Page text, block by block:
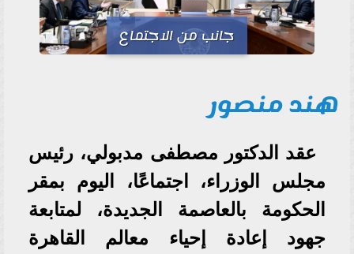
جانب من الاجتماع
هند منصور
عقد الدكتور مصطفى مدبولي، رئيس
مجلس الوزراء، اجتماعًا، اليوم بمقر
الحكومة بالعاصمة الجديدة، لمتابعة
جهود إعادة إحياء معالم القاهرة